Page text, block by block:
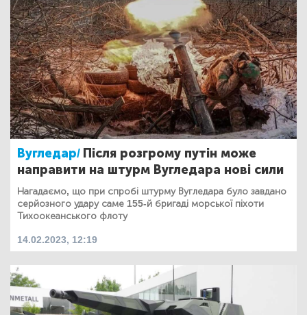
Вугледар/ Після розгрому путін може
направити на штурм Вугледара нові сили
Нагадаємо, що при спробі штурму Вугледара було завдано
серйозного удару саме 155-й бригаді морської піхоти
Тихоокеанського флоту
14.02.2023, 12:19